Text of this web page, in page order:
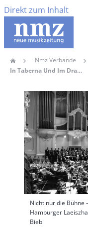
Direkt zum Inhalt
Pfadnavigation
Home Nmz Verbände
In Taberna Und Im Drachenboot
Hauptbild
Nicht nur die Bühne
Hamburger
Biebl